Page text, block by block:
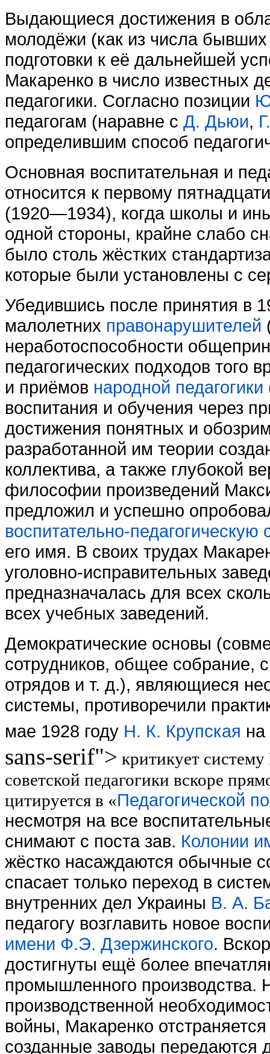
Выдающиеся достижения в
молодёжи (как из числа
подготовки к её дальнейшей
Макаренко в число известных
педагогики. Согласно позиции
педагогам (наравне с Д. Дьюи,
определившим способ
Основная воспитательная и
относится к первому
(1920—1934), когда школы и
одной стороны, крайне слабо
было столь жёстких
которые были установлены с
Убедившись после принятия в
малолетних правонарушителей
неработоспособности
педагогических подходов
и приёмов народной педагогики
воспитания и обучения через
достижения понятных и
разработанной им теории
коллектива, а также глубокой
философии произведений
предложил и успешно
воспитательно-педагогическую
его имя. В своих трудах
уголовно-исправительных
предназначалась для всех
всех учебных заведений.
Демократические основы
сотрудников, общее собрание,
отрядов и т. д.), являющиеся
системы, противоречили
мае 1928 году Н. К. Крупская
sans-serif"> критикует
советской педагогики вскоре
цитируется в «Педагогической
несмотря на все
снимают с поста зав. Колонии
жёстко насаждаются обычные
спасает только переход в
внутренних дел Украины В. А.
педагогу возглавить новое
имени Ф.Э. Дзержинского.
достигнуты ещё более
промышленного производства.
производственной
войны, Макаренко
созданные заводы передаются